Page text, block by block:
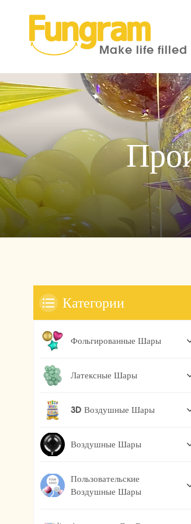
Make life filled
Категории
Фольгированные Шары
Латексные Шары
3D Воздушные Шары
Воздушные Шары
Пользовательские
Воздушные Шары